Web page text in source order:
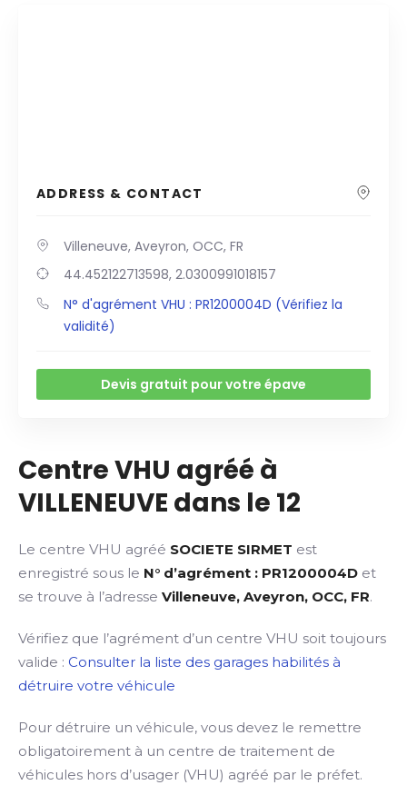
ADDRESS & CONTACT
Villeneuve, Aveyron, OCC, FR
44.452122713598, 2.0300991018157
N° d'agrément VHU : PR1200004D (Vérifiez la
validité)
Devis gratuit pour votre épave
Centre VHU agréé à
VILLENEUVE dans le 12
Le centre VHU agréé SOCIETE SIRMET est
enregistré sous le N° d’agrément : PR1200004D et
se trouve à l’adresse Villeneuve, Aveyron, OCC, FR.
Vérifiez que l’agrément d’un centre VHU soit toujours
valide : Consulter la liste des garages habilités à
détruire votre véhicule
Pour détruire un véhicule, vous devez le remettre
obligatoirement à un centre de traitement de
véhicules hors d’usager (VHU) agréé par le préfet.